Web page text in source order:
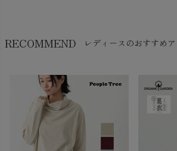
RECOMMEND レディースのおすすめ